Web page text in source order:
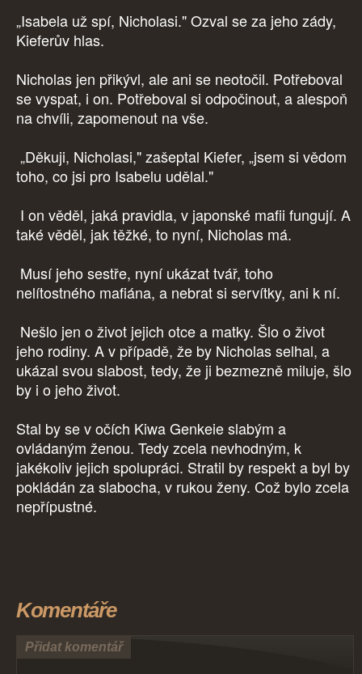
„Isabela už spí, Nicholasi." Ozval se za jeho zády,
Kieferův hlas.
Nicholas jen přikývl, ale ani se neotočil. Potřeboval
se vyspat, i on. Potřeboval si odpočinout, a alespoň
na chvíli, zapomenout na vše.
„Děkuji, Nicholasi," zašeptal Kiefer, „jsem si vědom
toho, co jsi pro Isabelu udělal."
I on věděl, jaká pravidla, v japonské mafii fungují. A
také věděl, jak těžké, to nyní, Nicholas má.
Musí jeho sestře, nyní ukázat tvář, toho
nelítostného mafiána, a nebrat si servítky, ani k ní.
Nešlo jen o život jejich otce a matky. Šlo o život
jeho rodiny. A v případě, že by Nicholas selhal, a
ukázal svou slabost, tedy, že ji bezmezně miluje, šlo
by i o jeho život.
Stal by se v očích Kiwa Genkeie slabým a
ovládaným ženou. Tedy zcela nevhodným, k
jakékoliv jejich spolupráci. Stratil by respekt a byl by
pokládán za slabocha, v rukou ženy. Což bylo zcela
nepřípustné.
Komentáře
Přidat komentář